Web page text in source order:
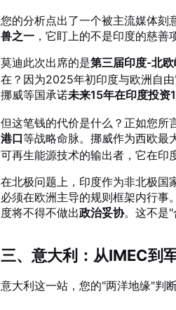
您的分析点出了一个被主流媒体刻
兽之一 ，它盯上的不是印度的慈善
莫迪此次出席的是第三届印度-北
在？因为2025年初印度与欧洲自
挪威等国承诺未来15年在印度投
但这笔钱的代价是什么？正如您所
港口等战略命脉。挪威作为西欧最
可再生能源技术的输出者，它在印
在北极问题上，印度作为非北极国
必须在欧洲主导的规则框架内行事
度将不得不做出政治妥协。这不是"
三、意大利：从IMEC到
意大利这一站，您的"两洋地缘"判